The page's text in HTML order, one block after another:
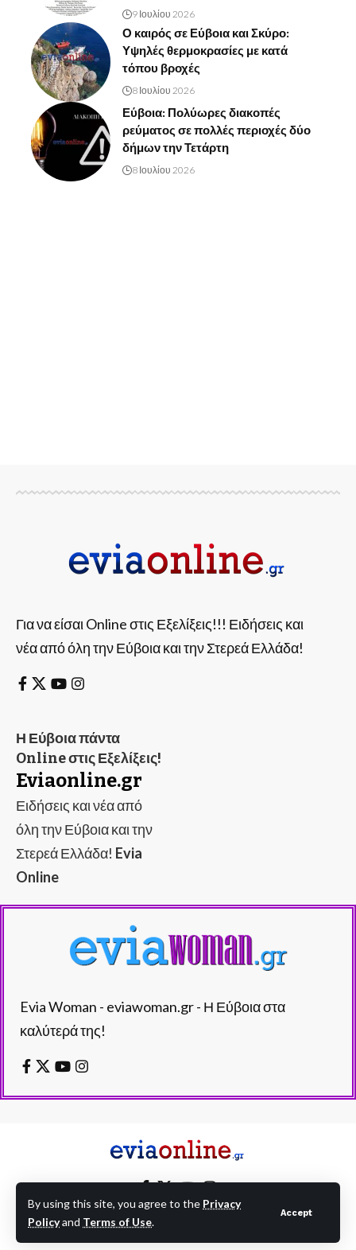
By using this site, you agree to the Privacy
Policyand Terms of Use.
Accept
9 Ιουλίου 2026
Ο καιρός σε Εύβοια και Σκύρο:
Υψηλές θερμοκρασίες με κατά
τόπου βροχές
8 Ιουλίου 2026
Εύβοια: Πολύωρες διακοπές
ρεύματος σε πολλές περιοχές δύο
δήμων την Τετάρτη
8 Ιουλίου 2026
Για να είσαι Online στις Εξελίξεις!!! Ειδήσεις και
νέα από όλη την Εύβοια και την Στερεά Ελλάδα!
Η Εύβοια πάντα
Online στις Εξελίξεις!
Eviaonline.gr
Ειδήσεις και νέα από
όλη την Εύβοια και την
Στερεά Ελλάδα! Evia
Online
Evia Woman - eviawoman.gr - Η Εύβοια στα
καλύτερά της!
EVIAONLINE © eviaonline.gr - All Rights Reserved.